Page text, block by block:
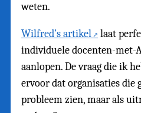
weten.
Wilfred’s artikel
laat
individuele docenten-met-
aanlopen. De vraag die ik
ervoor dat organisaties die
probleem zien, maar als